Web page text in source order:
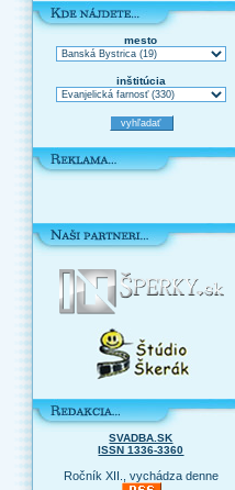
mesto
inštitúcia
SVADBA.SK
ISSN 1336-3360
Ročník XII., vychádza denne